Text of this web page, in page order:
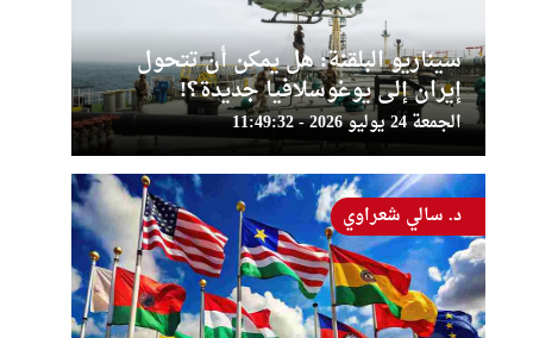
سيناريو البلقنة: هل يمكن أن تتحول
إيران إلى يوغوسلافيا جديدة؟!
الجمعة 24 يوليو 2026 - 11:49:32
د. سالي شعراوي